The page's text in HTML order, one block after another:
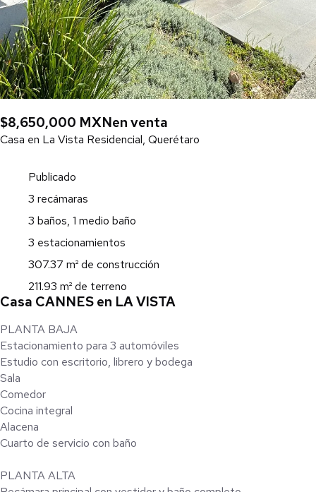
$8,650,000 MXNen venta
Casa en La Vista Residencial, Querétaro
Publicado
3 recámaras
3 baños, 1 medio baño
3 estacionamientos
307.37 m² de construcción
211.93 m² de terreno
Casa CANNES en LA VISTA
PLANTA BAJA
Estacionamiento para 3 automóviles
Estudio con escritorio, librero y bodega
Sala
Comedor
Cocina integral
Alacena
Cuarto de servicio con baño
PLANTA ALTA